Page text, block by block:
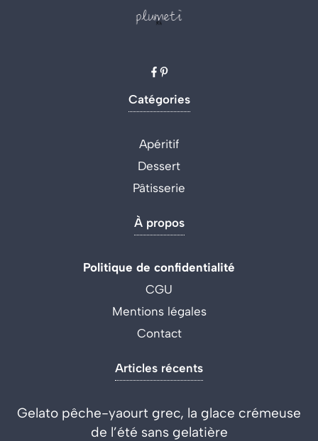
Catégories
Apéritif
Dessert
Pâtisserie
À propos
Politique de confidentialité
CGU
Mentions légales
Contact
Articles récents
Gelato pêche-yaourt grec, la glace crémeuse
de l’été sans gelatière